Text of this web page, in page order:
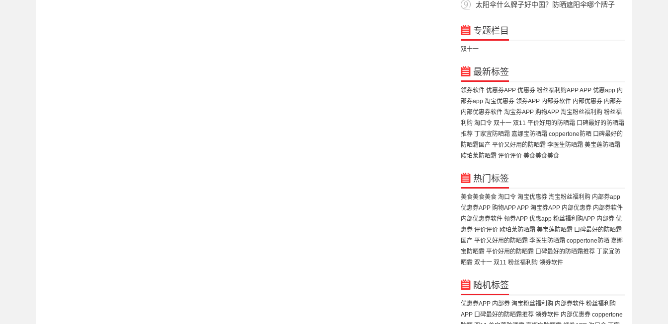
太阳伞什么牌子好中国？防晒遮阳伞哪个牌子
专题栏目
双十一
最新标签
领券软件 优惠券APP 优惠券 粉丝福利购APPAPP 优惠app 内
部券app 淘宝优惠券 领券APP 内部券软件 内部优惠券 内部券
内部优惠券软件 淘宝券APP 购物APP 淘宝粉丝福利购 粉丝福
利购 淘口令 双十一 双11 平价好用的防晒霜 口碑最好的防晒霜
推荐
丁家宜防晒霜 嘉娜宝防晒霜 coppertone防晒 口碑最好的
防晒霜国产 平价又好用的防晒霜 李医生防晒霜 美宝莲防晒霜
欧珀莱防晒霜 评价评价 美食美食美食
热门标签
美食美食美食 淘口令 淘宝优惠券 淘宝粉丝福利购 内部券app
优惠券APP 购物APPAPP 淘宝券APP 内部优惠券 内部券软件
内部优惠券软件 领券APP 优惠app 粉丝福利购APP 内部券 优
惠券 评价评价 欧珀莱防晒霜 美宝莲防晒霜 口碑最好的防晒霜
国产 平价又好用的防晒霜 李医生防晒霜 coppertone防晒 嘉娜
宝防晒霜 平价好用的防晒霜 口碑最好的防晒霜推荐
丁家宜防
晒霜 双十一 双11 粉丝福利购 领券软件
随机标签
优惠券APP 内部券 淘宝粉丝福利购 内部券软件 粉丝福利购
APP 口碑最好的防晒霜推荐 领券软件 内部优惠券 coppertone